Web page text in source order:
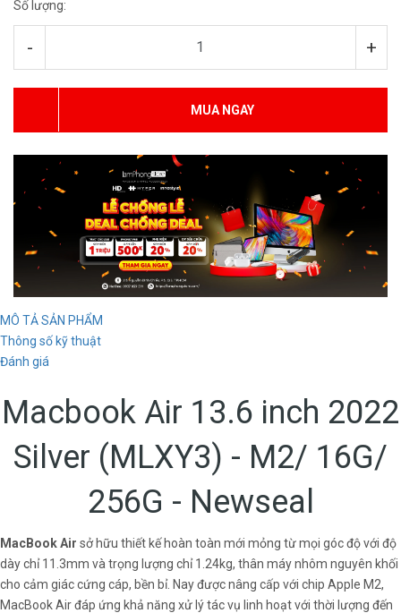
Số lượng:
- +
MUA NGAY
MÔ TẢ SẢN PHẨM
Thông số kỹ thuật
Đánh giá
Macbook Air 13.6 inch 2022
Silver (MLXY3) - M2/ 16G/
256G - Newseal
MacBook Air sở hữu thiết kế hoàn toàn mới mỏng từ mọi góc độ với độ
dày chỉ 11.3mm và trọng lượng chỉ 1.24kg, thân máy nhôm nguyên khối
cho cảm giác cứng cáp, bền bỉ. Nay được nâng cấp với chip Apple M2,
MacBook Air đáp ứng khả năng xử lý tác vụ linh hoạt với thời lượng đến